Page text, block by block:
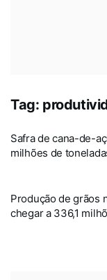
Tag:
Safra de cana-de-
milhões de
Produção de grãos
chegar a 336,1